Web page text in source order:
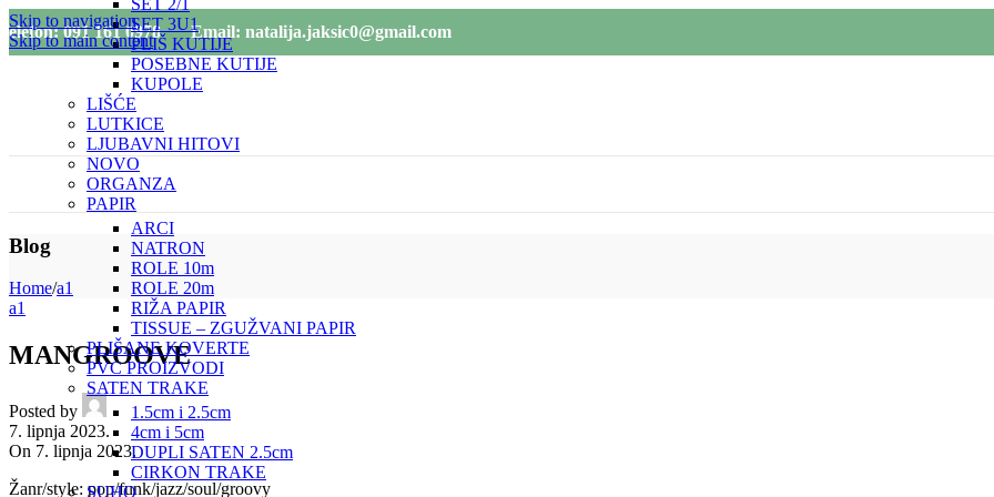
Skip to navigation
Skip to main content
091 161 0978 Email: natalija.jaksic0@gmail.com
SET 2/1
SET 3U1
PLIŠ KUTIJE
POSEBNE KUTIJE
KUPOLE
LIŠĆE
LUTKICE
LJUBAVNI HITOVI
NOVO
ORGANZA
PAPIR
ARCI
NATRON
ROLE 10m
ROLE 20m
RIŽA PAPIR
TISSUE – ZGUŽVANI PAPIR
PLIŠANE KOVERTE
PVC PROIZVODI
SATEN TRAKE
1.5cm i 2.5cm
4cm i 5cm
DUPLI SATEN 2.5cm
CIRKON TRAKE
SUHO
Blog
Home/a1
a1
MANGROOVE
Posted by
7. lipnja 2023.
On 7. lipnja 2023.
Žanr/style: pop/funk/jazz/soul/groovy